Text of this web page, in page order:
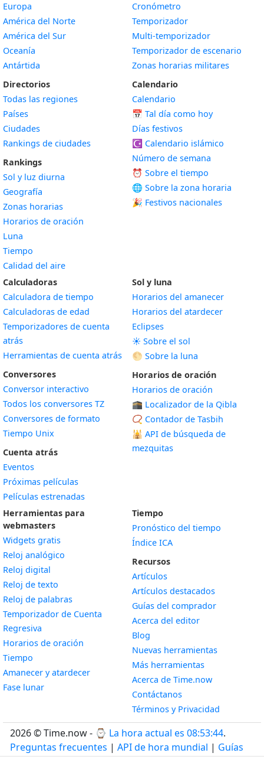
Europa
América del Norte
América del Sur
Oceanía
Antártida
Directorios
Todas las regiones
Países
Ciudades
Rankings de ciudades
Rankings
Sol y luz diurna
Geografía
Zonas horarias
Horarios de oración
Luna
Tiempo
Calidad del aire
Cronómetro
Temporizador
Multi-temporizador
Temporizador de escenario
Zonas horarias militares
Calendario
Calendario
📅 Tal día como hoy
Días festivos
☪️ Calendario islámico
Número de semana
⏰ Sobre el tiempo
🌐 Sobre la zona horaria
🎉 Festivos nacionales
Calculadoras
Calculadora de tiempo
Calculadoras de edad
Temporizadores de cuenta
atrás
Herramientas de cuenta atrás
Conversores
Conversor interactivo
Todos los conversores TZ
Conversores de formato
Tiempo Unix
Cuenta atrás
Eventos
Próximas películas
Películas estrenadas
Sol y luna
Horarios del amanecer
Horarios del atardecer
Eclipses
☀️ Sobre el sol
🌕 Sobre la luna
Horarios de oración
Horarios de oración
🕋 Localizador de la Qibla
📿 Contador de Tasbih
🕌 API de búsqueda de
mezquitas
Herramientas para
webmasters
Widgets gratis
Reloj analógico
Reloj digital
Reloj de texto
Reloj de palabras
Temporizador de Cuenta
Regresiva
Horarios de oración
Tiempo
Amanecer y atardecerWidget
Fase lunarWidget
Tiempo
Pronóstico del tiempo
Índice ICA
Recursos
Artículos
Artículos destacados
Guías del comprador
Acerca del editor
Blog
Nuevas herramientas
Más herramientas
Acerca de Time.now
Contáctanos
Términos y Privacidad
2026 © Time.now - ⌚ La hora actual es 08:53:45.
Preguntas frecuentes | API de hora mundial | Guías